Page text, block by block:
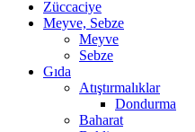
Züccaciye
Meyve, Sebze
Meyve
Sebze
Gıda
Atıştırmalıklar
Dondurma
Baharat